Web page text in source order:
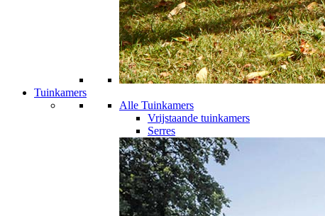
Tuinkamers
Alle Tuinkamers
Vrijstaande tuinkamers
Serres